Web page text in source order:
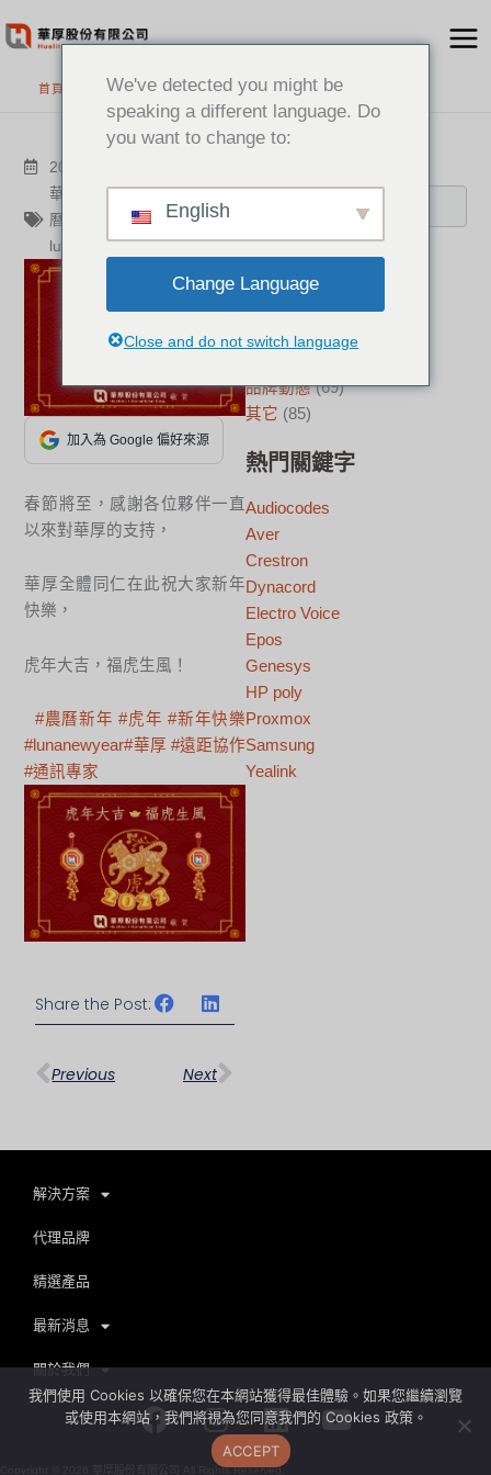
至
首頁 最新消息
2022-01-27
華厚
遠距協作,通訊專家,農
曆新年
虎年,新年快樂,
lunanewyear
加入為 Google 偏好來源
春節將至，感謝各位夥伴一直
以來對華厚的支持，
華厚全體同仁在此祝大家新年
快樂，
虎年大吉，福虎生風！
#農曆新年 #虎年 #新年快樂
#lunanewyear#華厚 #遠距協作
#通訊專家
Share the Post:
上一頁
Previous Next
下一篇
搜尋
分類
新聞中心(21)
成功案例
品牌動態(69)
其它 (85)
熱門關鍵字
Audiocodes
Aver
Crestron
Dynacord
Electro Voice
Epos
Genesys
HP poly
Proxmox
Samsung
Yealink
解決方案
代理品牌
精選產品
最新消息
關於我們
FacebookInstagram
LinkedinYoutube
華厚股份有限公司 All Rights Reserved.
We've detected you might be
speaking a different language. Do
you want to change to:
English
Change Language
Close and do not switch language
我們使用 Cookies 以確保您在本網站獲得最佳體驗。如果您繼續瀏覽
或使用本網站，我們將視為您同意我們的 Cookies 政策。
ACCEPT